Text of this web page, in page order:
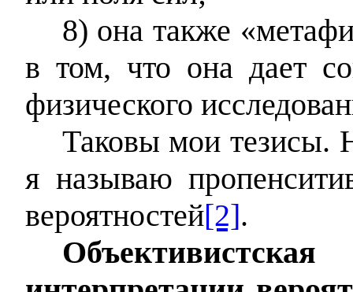
8) она также
в том, что она дает
физического
Таковы мои тезисы.
я называю
вероятностей[2].